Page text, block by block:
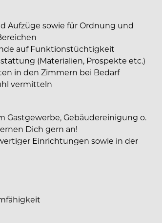
Aufzüge sowie für Ordnung und
auf Funktionstüchtigkeit
(Materialien, Prospekte etc.)
in den Zimmern bei Bedarf
vermitteln
Gastgewerbe, Gebäudereinigung o.
Dich gern an!
Einrichtungen sowie in der